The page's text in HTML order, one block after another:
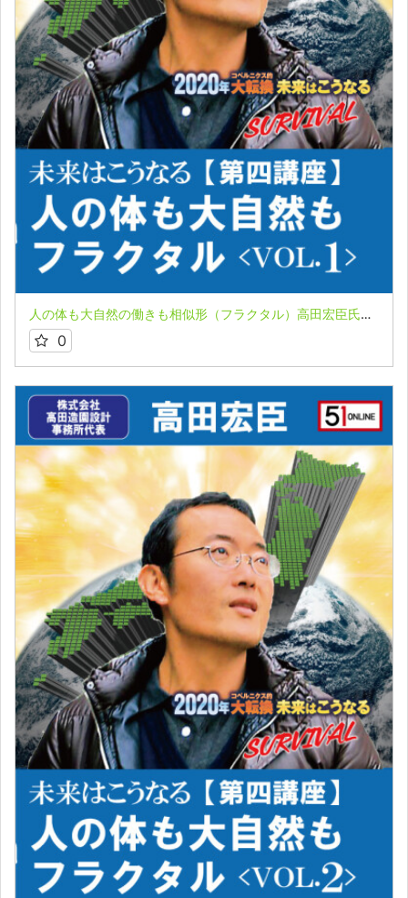
人の体も大自然の働きも相似形（フラクタル）高田宏臣氏 ２０２０年コペルニクス的大転換 未来はこうなる 第４講座VOL１
0